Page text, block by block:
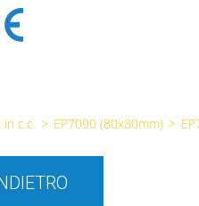
c.c. > EP7090 (80x80mm) >